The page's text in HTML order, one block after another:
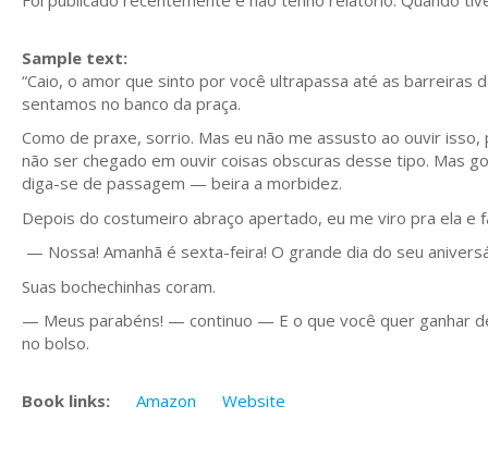
Sample text:
“Caio, o amor que sinto por você ultrapassa até as
sentamos no banco da praça.
Como de praxe, sorrio. Mas eu não me assusto ao ouvir
não ser chegado em ouvir coisas obscuras desse tipo. Mas
diga-se de passagem — beira a morbidez.
Depois do costumeiro abraço apertado, eu me viro pra ela e
— Nossa! Amanhã é sexta-feira! O grande dia do seu
Suas bochechinhas coram.
— Meus parabéns! — continuo — E o que você quer ganhar
no bolso.
Book links: Amazon Website